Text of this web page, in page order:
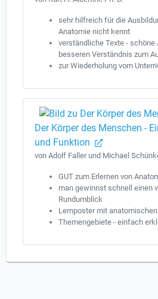
sehr hilfreich für die
Anatomie nicht kennt
verständliche Texte - schöne
besseren Verständnis zum
zur Wiederholung vom
Der Körper des Menschen -
und Funktion
von Adolf Faller und Michael
GUT zum Erlernen von
man gewinnst schnell einen
Rundumblick
Lernposter mit
Themengebiete - einfach